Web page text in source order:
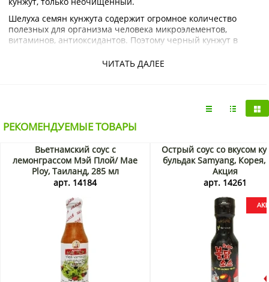
ЧИТАТЬ ДАЛЕЕ
Шелуха семян кунжута содержит огромное количество
полезных для организма человека микроэлементов,
витаминов, антиоксидантов. Поэтому черный кунжут в
тому черный кунжут обладает более ярко выраженным и
подчеркнет вкус салатов из морских водорослей. Он
прекрасно сочетается с любым мясом, морепродуктами,
лапшой, рисом, овощами, соевыми продуктами (тофу,
фучжу, соевое мясо и т.д). Ценители острых блюд могут
добавить в кунжутный соус несколько капель любимого
острого чили-соуса.
В нашем интернет-магазине KorShop.ru можно купить
Вьетнама, Китая и Таиланда по выгодным ценам. Мы
осуществляем доставку в любую точку России.
РЕКОМЕНДУЕМЫЕ ТОВАРЫ
Вьетнамский соус с
лемонграссом Мэй Плой/ Mae
Ploy, Таиланд, 285 мл
арт. 14184
Острый соус со вкусом
бульдак Samyang, Корея,
Акция
арт. 14261